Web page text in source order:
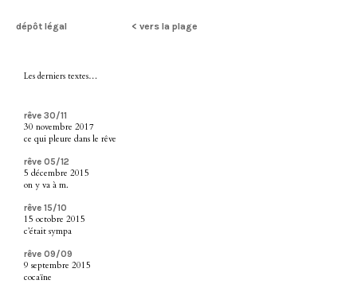
dépôt légal < vers la plage
Les derniers textes…
rêve 30/11
30 novembre 2017
ce qui pleure dans le rêve
rêve 05/12
5 décembre 2015
on y va à m.
rêve 15/10
15 octobre 2015
c’était sympa
rêve 09/09
9 septembre 2015
cocaïne